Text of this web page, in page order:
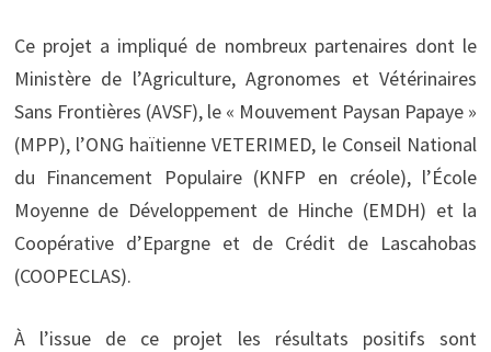
Ce projet a impliqué de nombreux partenaires dont le
Ministère de l’Agriculture, Agronomes et Vétérinaires
Sans Frontières (AVSF), le « Mouvement Paysan Papaye »
(MPP), l’ONG haïtienne VETERIMED, le Conseil National
du Financement Populaire (KNFP en créole), l’École
Moyenne de Développement de Hinche (EMDH) et la
Coopérative d’Epargne et de Crédit de Lascahobas
(COOPECLAS).
À l’issue de ce projet les résultats positifs sont